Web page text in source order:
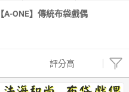
養生保健 民生用品
親子玩具
【A-ONE】傳統布袋戲偶
評分高